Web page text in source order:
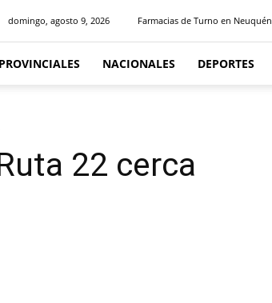
domingo, agosto 9, 2026 Farmacias de Turno en Neuquén
PROVINCIALES NACIONALES DEPORTES
22 cerca